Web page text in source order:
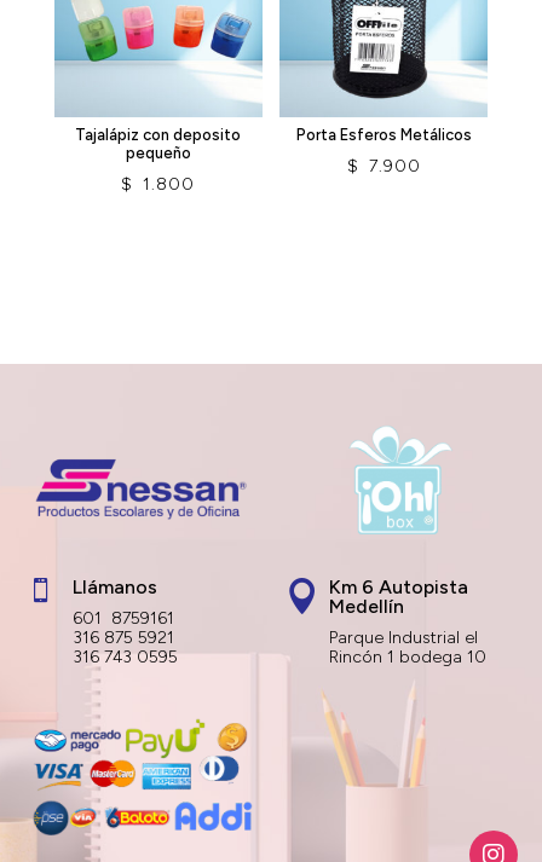
Tajalápiz con deposito
pequeño
$ 1.800
Porta Esferos Metálicos
$ 7.900
 Llámanos
601 8759161
316 875 5921
316 743 0595

Km 6 Autopista
Medellín
Parque Industrial el
Rincón 1 bodega 10